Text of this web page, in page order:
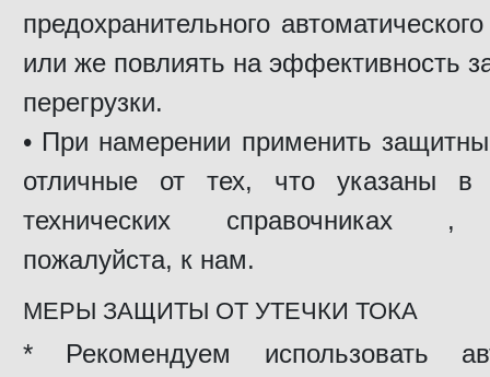
предохранительного
или же повлиять на эффективность
перегрузки.
• При намерении применить
отличные от тех, что указаны в
технических справочниках ,
пожалуйста, к нам.
МЕРЫ ЗАЩИТЫ ОТ УТЕЧКИ ТОКА
* Рекомендуем использовать